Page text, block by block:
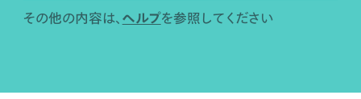
その他の内容は、 ヘルプを参照してください